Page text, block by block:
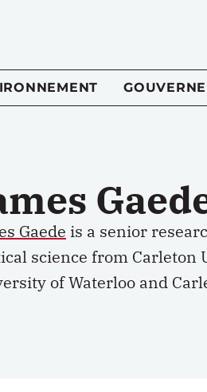
Gaede is a senior
science from Carleton
of Waterloo and